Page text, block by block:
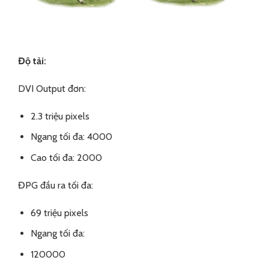
Độ tải:
DVI Output đơn:
2.3 triệu pixels
Ngang tối đa: 4000
Cao tối đa: 2000
ĐPG đầu ra tối đa:
69 triệu pixels
Ngang tối đa:
120000